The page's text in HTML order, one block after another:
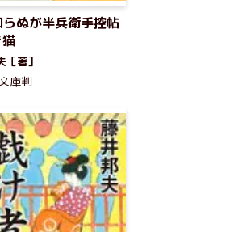
ぬが半兵衛手控帖
［著］
庫判